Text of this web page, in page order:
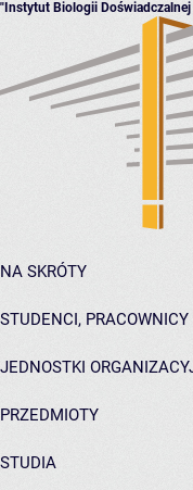
"Instytut Biologii
NA SKRÓTY
STUDENCI, PRACOWNICY
JEDNOSTKI
PRZEDMIOTY
STUDIA